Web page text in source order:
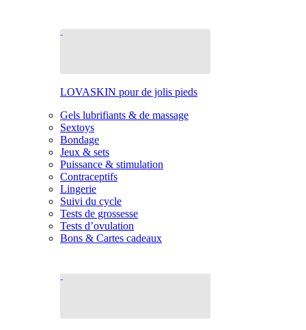
LOVASKIN pour de jolis pieds
Gels lubrifiants & de massage
Sextoys
Bondage
Jeux & sets
Puissance & stimulation
Contraceptifs
Lingerie
Suivi du cycle
Tests de grossesse
Tests d’ovulation
Bons & Cartes cadeaux